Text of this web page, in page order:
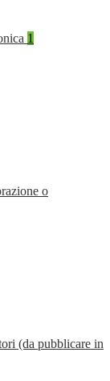
1
o
(da pubblicare in